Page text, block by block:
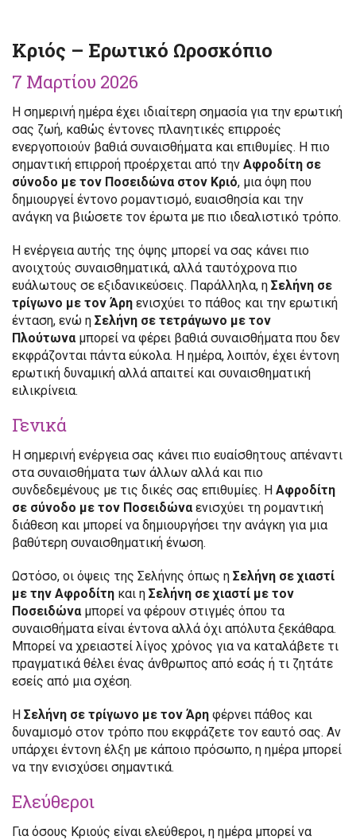
Κριός – Ερωτικό Ωροσκόπιο
7 Μαρτίου 2026
Η σημερινή ημέρα έχει ιδιαίτερη σημασία για την ερωτική
σας ζωή, καθώς έντονες πλανητικές επιρροές
ενεργοποιούν βαθιά συναισθήματα και επιθυμίες. Η πιο
σημαντική επιρροή προέρχεται από την Αφροδίτη σε
σύνοδο με τον Ποσειδώνα στον Κριό, μια όψη που
δημιουργεί έντονο ρομαντισμό, ευαισθησία και την
ανάγκη να βιώσετε τον έρωτα με πιο ιδεαλιστικό τρόπο.
Η ενέργεια αυτής της όψης μπορεί να σας κάνει πιο
ανοιχτούς συναισθηματικά, αλλά ταυτόχρονα πιο
ευάλωτους σε εξιδανικεύσεις. Παράλληλα, η Σελήνη σε
τρίγωνο με τον Άρη ενισχύει το πάθος και την ερωτική
ένταση, ενώ η Σελήνη σε τετράγωνο με τον
Πλούτωναμπορεί να φέρει βαθιά συναισθήματα που δεν
εκφράζονται πάντα εύκολα. Η ημέρα, λοιπόν, έχει έντονη
ερωτική δυναμική αλλά απαιτεί και συναισθηματική
ειλικρίνεια.
Γενικά
Η σημερινή ενέργεια σας κάνει πιο ευαίσθητους απέναντι
στα συναισθήματα των άλλων αλλά και πιο
συνδεδεμένους με τις δικές σας επιθυμίες. Η Αφροδίτη
σε σύνοδο με τον Ποσειδώναενισχύει τη ρομαντική
διάθεση και μπορεί να δημιουργήσει την ανάγκη για μια
βαθύτερη συναισθηματική ένωση.
Ωστόσο, οι όψεις της Σελήνης όπως η Σελήνη σε χιαστί
με την Αφροδίτη και η Σελήνη σε χιαστί με τον
Ποσειδώναμπορεί να φέρουν στιγμές όπου τα
συναισθήματα είναι έντονα αλλά όχι απόλυτα ξεκάθαρα.
Μπορεί να χρειαστεί λίγος χρόνος για να καταλάβετε τι
πραγματικά θέλει ένας άνθρωπος από εσάς ή τι ζητάτε
εσείς από μια σχέση.
Η Σελήνη σε τρίγωνο με τον Άρη φέρνει πάθος και
δυναμισμό στον τρόπο που εκφράζετε τον εαυτό σας. Αν
υπάρχει έντονη έλξη με κάποιο πρόσωπο, η ημέρα μπορεί
να την ενισχύσει σημαντικά.
Ελεύθεροι
Για όσους Κριούς είναι ελεύθεροι, η ημέρα μπορεί να